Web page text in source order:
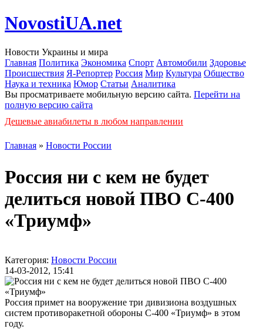
NovostiUA.net
Новости Украины и мира
Главная Политика Экономика Спорт Автомобили Здоровье
Происшествия Я-Репортер Россия Мир Культура Общество
Наука и техника Юмор Статьи Аналитика
Вы просматриваете мобильную версию сайта. Перейти на
полную версию сайта
Дешевые авиабилеты в любом направлении
Главная » Новости России
Россия ни с кем не будет
делиться новой ПВО С-400
«Триумф»
Категория: Новости России
14-03-2012, 15:41
Россия примет на вооружение три дивизиона воздушных
систем противоракетной обороны С-400 «Триумф» в этом
году.